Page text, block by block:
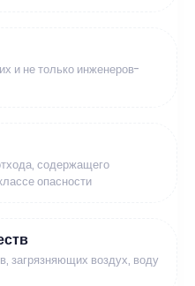
и не только инженеров-
содержащего
опасности
загрязняющих воздух, воду